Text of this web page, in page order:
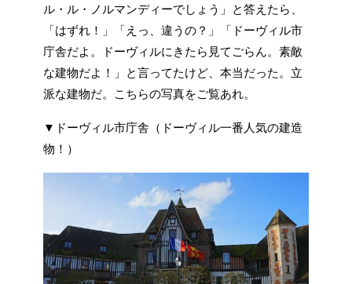
ル・ル・ノルマンディーでしょう」と答えたら、
「はずれ！」「えっ、違うの？」「ドーヴィル市
庁舎だよ。ドーヴィルにきたら見てごらん。素敵
な建物だよ！」と言ってたけど、本当だった。立
派な建物だ。こちらの写真をご覧あれ。
▼ドーヴィル市庁舎（ドーヴィル一番人気の建造
物！）